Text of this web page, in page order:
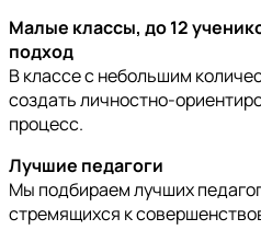
Малые классы, до 12
подход
В классе с небольшим
создать личностно-
процесс.
Лучшие педагоги
Мы подбираем лучших
стремящихся к